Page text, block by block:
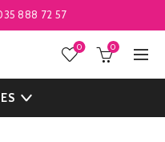
888 72 57
0 0